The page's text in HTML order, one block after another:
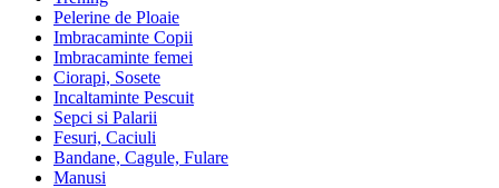
Pelerine de Ploaie
Imbracaminte Copii
Imbracaminte femei
Ciorapi, Sosete
Incaltaminte Pescuit
Sepci si Palarii
Fesuri, Caciuli
Bandane, Cagule, Fulare
Manusi